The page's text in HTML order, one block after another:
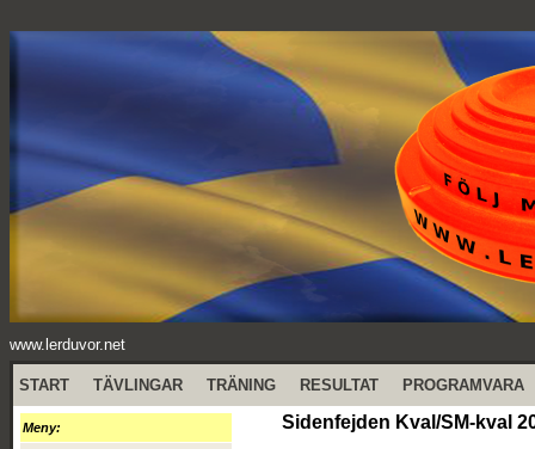
www.lerduvor.net
START TÄVLINGAR TRÄNING RESULTAT PROGRAMVARA
Meny: Sidenfejden Kval/SM-kval